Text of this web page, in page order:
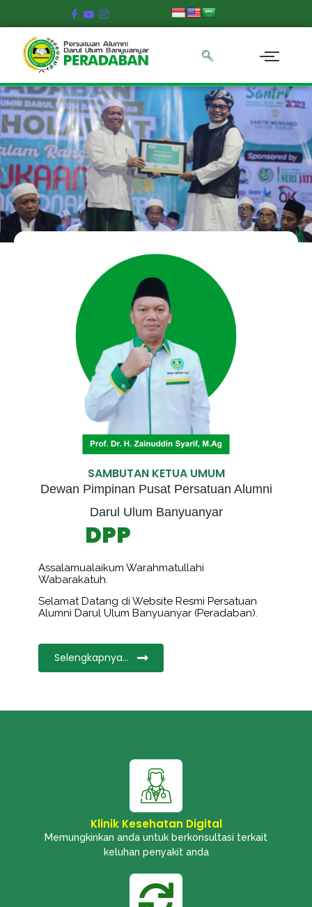
SAMBUTAN KETUA UMUM
Dewan Pimpinan Pusat Persatuan Alumni
Darul Ulum Banyuanyar
DPP
Assalamualaikum Warahmatullahi
Wabarakatuh.
Selamat Datang di Website Resmi Persatuan
Alumni Darul Ulum Banyuanyar (Peradaban).
Selengkapnya...
Klinik Kesehatan Digital
Memungkinkan anda untuk berkonsultasi terkait
keluhan penyakit anda